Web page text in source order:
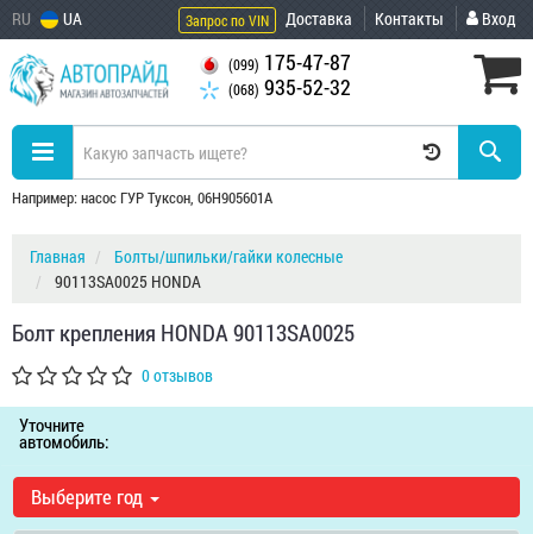
RU UA Запрос по VIN Доставка Контакты Вход
(099) 175-47-87
(068) 935-52-32
Например: насос ГУР Туксон, 06H905601A
Главная
Болты/шпильки/гайки колесные
90113SA0025 HONDA
Болт крепления HONDA 90113SA0025
0 отзывов
Уточните
автомобиль:
Выберите год